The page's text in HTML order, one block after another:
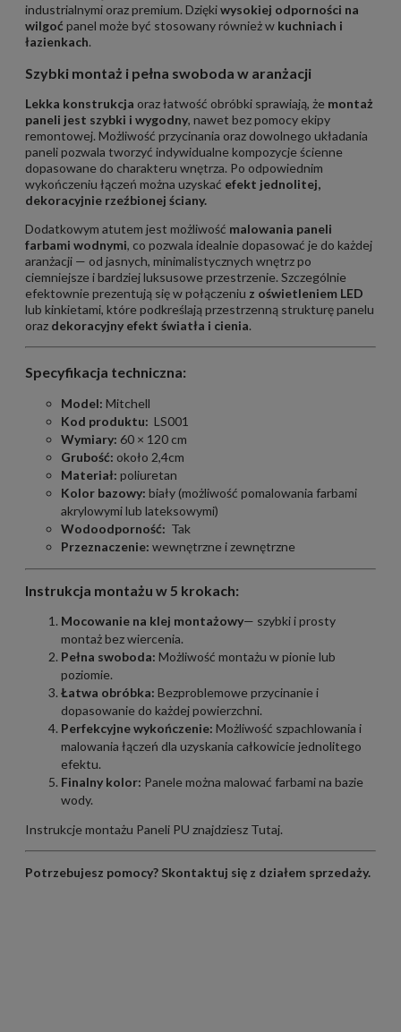
industrialnymi oraz premium. Dziękiwysokiej odporności na
wilgoć panel może być stosowany również w kuchniach i
łazienkach.
Szybki montaż i pełna swoboda w aranżacji
Lekka konstrukcja oraz łatwość obróbki sprawiają, że montaż
paneli jest szybki i wygodny, nawet bez pomocy ekipy
remontowej. Możliwość przycinania oraz dowolnego układania
paneli pozwala tworzyć indywidualne kompozycje ścienne
dopasowane do charakteru wnętrza. Po odpowiednim
wykończeniu łączeń można uzyskać efekt jednolitej,
dekoracyjnie rzeźbionej ściany.
Dodatkowym atutem jest możliwość malowania paneli
farbami wodnymi, co pozwala idealnie dopasować je do każdej
aranżacji — od jasnych, minimalistycznych wnętrz po
ciemniejsze i bardziej luksusowe przestrzenie. Szczególnie
efektownie prezentują się w połączeniu z oświetleniem LED
lub kinkietami, które podkreślają przestrzenną strukturę panelu
oraz dekoracyjny efekt światła i cienia.
Specyfikacja techniczna:
Model: Mitchell
Kod produktu: LS001
Wymiary: 60 × 120 cm
Grubość: około 2,4cm
Materiał: poliuretan
Kolor bazowy: biały (możliwość pomalowania farbami
akrylowymi lub lateksowymi)
Wodoodporność: Tak
Przeznaczenie: wewnętrzne i zewnętrzne
Instrukcja montażu w 5 krokach:
Mocowanie na klej montażowy— szybki i prosty
montaż bez wiercenia.
Pełna swoboda: Możliwość montażu w pionie lub
poziomie.
Łatwa obróbka: Bezproblemowe przycinanie i
dopasowanie do każdej powierzchni.
Perfekcyjne wykończenie: Możliwość szpachlowania i
malowania łączeń dla uzyskania całkowicie jednolitego
efektu.
Finalny kolor: Panele można malować farbami na bazie
wody.
Instrukcje montażu Paneli PU znajdziesz Tutaj.
Potrzebujesz pomocy? Skontaktuj się z działem sprzedaży.